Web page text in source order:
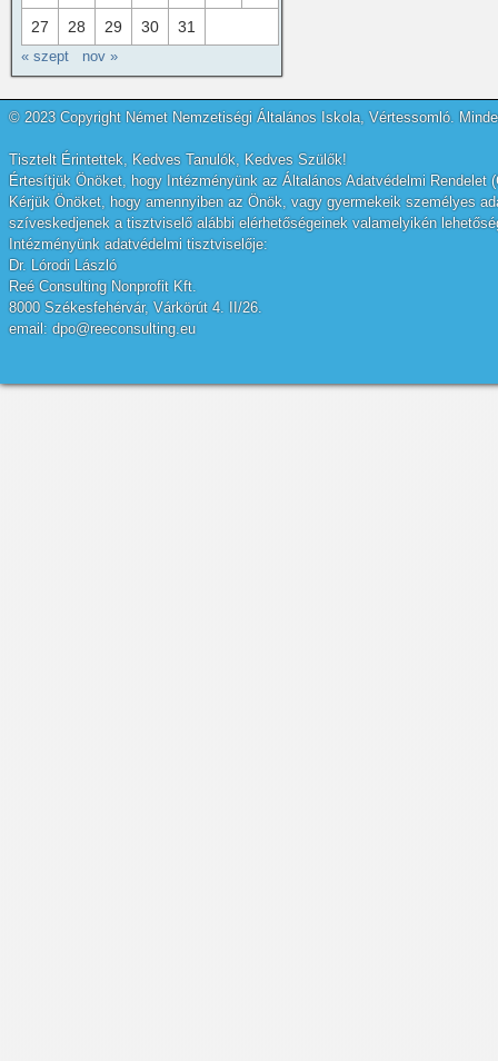
27 28 29 30 31
« szept nov »
© 2023 Copyright Német Nemzetiségi Általános Iskola, Vértessomló.
Tisztelt Érintettek, Kedves Tanulók, Kedves Szülők!
Értesítjük Önöket, hogy Intézményünk az Általános Adatvédelmi
Kérjük Önöket, hogy amennyiben az Önök, vagy gyermekeik személyes
szíveskedjenek a tisztviselő alábbi elérhetőségeinek valamelyikén
Intézményünk adatvédelmi tisztviselője:
Dr. Lórodi László
Reé Consulting Nonprofit Kft.
8000 Székesfehérvár, Várkörút 4. II/26.
email: dpo@reeconsulting.eu